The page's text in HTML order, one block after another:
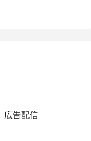
広告配信